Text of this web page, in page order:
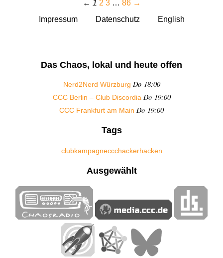
← 1 2 3 … 86 →
Impressum
Datenschutz English
Das Chaos, lokal und heute offen
Nerd2Nerd Würzburg Do 18:00
CCC Berlin – Club Discordia Do 19:00
CCC Frankfurt am Main Do 19:00
Tags
clubkampagneccchackerhacken
Ausgewählt